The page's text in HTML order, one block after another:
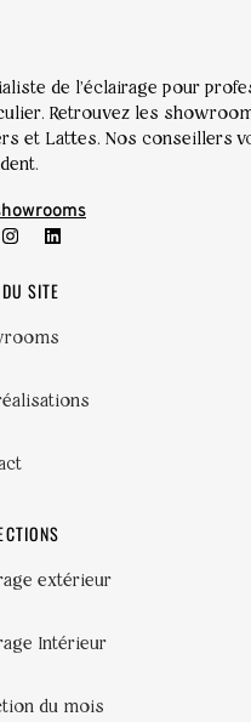
de l’éclairage pour
Retrouvez les
et Lattes. Nos conseillers
SITE
extérieur
Intérieur
du mois